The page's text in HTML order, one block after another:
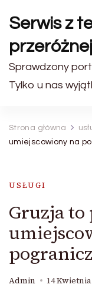
Serwis z
Sprawdzony
Tylko u nas
Strona główna
umiejscowiony na
USŁUGI
Gruzja
Admin 14 Kwietnia